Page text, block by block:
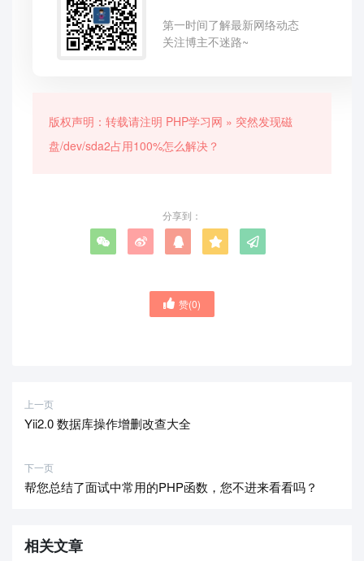
第一时间了解最新网络动态
关注博主不迷路~
版权声明：转载请注明 PHP学习网 » 突然发现磁
盘/dev/sda2占用100%怎么解决？
分享到：
赞(0)
上一页
Yii2.0 数据库操作增删改查大全
下一页
帮您总结了面试中常用的PHP函数，您不进来看看吗？
相关文章